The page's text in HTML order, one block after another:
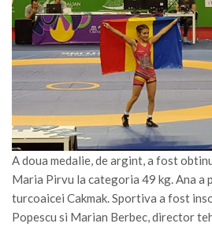
A doua medalie, de argint, a fost
Maria Pirvu la categoria 49 kg. Ana a
turcoaicei Cakmak. Sportiva a fost
Popescu si Marian Berbec, director